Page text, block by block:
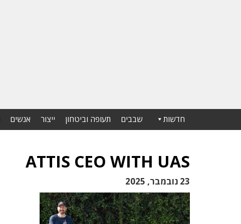
חדשות שבבים תעופה וביטחון ייצור אנשים
ATTIS CEO WITH UAS
23 נובמבר, 2025